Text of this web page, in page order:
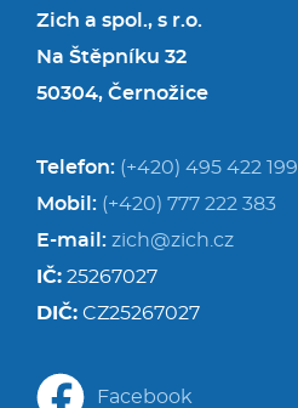
Zich a spol., s r.o.
Na Štěpníku 32
50304, Černožice
Telefon: (+420) 495 422 199
Mobil: (+420) 777 222 383
E-mail: zich@zich.cz
IČ: 25267027
DIČ: CZ25267027
Facebook